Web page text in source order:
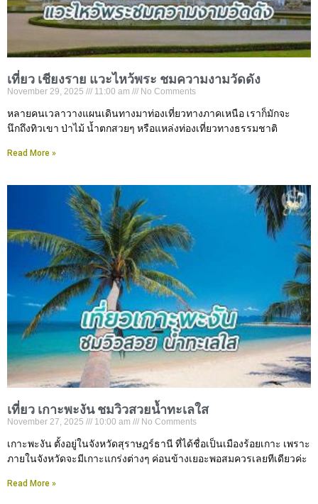
เที่ยว เชียงราย แวะไหว้พระ ชมความงามวัดดัง
November 29, 2025 11:00 am No Comments
หลายคนเวลาวางแผนเดินทางมาท่องเที่ยวทางภาคเหนือ เราก็มักจะ
นึกถึงทิวเขา ป่าไม้ น้ำตกสวยๆ หรือแหล่งท่องเที่ยวทางธรรมชาติ
Read More »
เที่ยว เกาะพะงัน ชมวิวสวยน้ำทะเลใส
November 27, 2025 10:00 am No Comments
เกาะพะงัน ตั้งอยู่ในจังหวัดสุราษฎร์ธานี ที่ได้ชื่อเป็นเมืองร้อยเกาะ เพราะ
ภายในจังหวัดจะมีเกาะแกร่งต่างๆ ค่อนข้างเยอะพอสมควรเลยทีเดียวค่ะ
Read More »